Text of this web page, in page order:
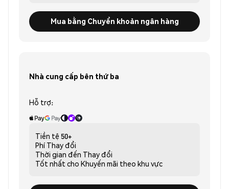
Mua bằng Chuyển khoản ngân hàng
Nhà cung cấp bên thứ ba
Hỗ trợ:
Tiền tệ 50+
Phí Thay đổi
Thời gian đến Thay đổi
Tốt nhất cho Khuyến mãi theo khu vực